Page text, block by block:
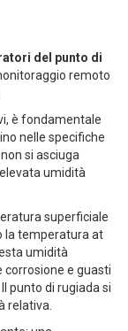
del punto di
remoto
è fondamentale
nelle specifiche
si asciuga
umidità
superficiale
la temperatura at
umidità
corrosione e guasti
punto di rugiada si
relativa.